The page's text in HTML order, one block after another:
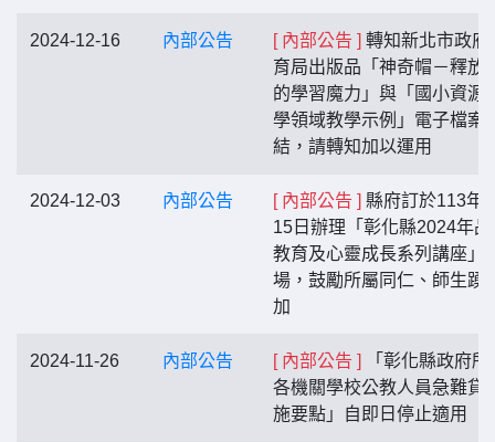
2024-12-16 內部公告 [ 內部公告 ] 轉知新北市政府
育局出版品「神奇帽－釋放
的學習魔力」與「國小資源
學領域教學示例」電子檔案
結，請轉知加以運用
2024-12-03 內部公告 [ 內部公告 ] 縣府訂於113年
15日辦理「彰化縣2024年品
教育及心靈成長系列講座」
場，鼓勵所屬同仁、師生踴
加
2024-11-26 內部公告 [ 內部公告 ]
「彰化縣政府所
各機關學校公教人員急難貸
施要點」自即日停止適用